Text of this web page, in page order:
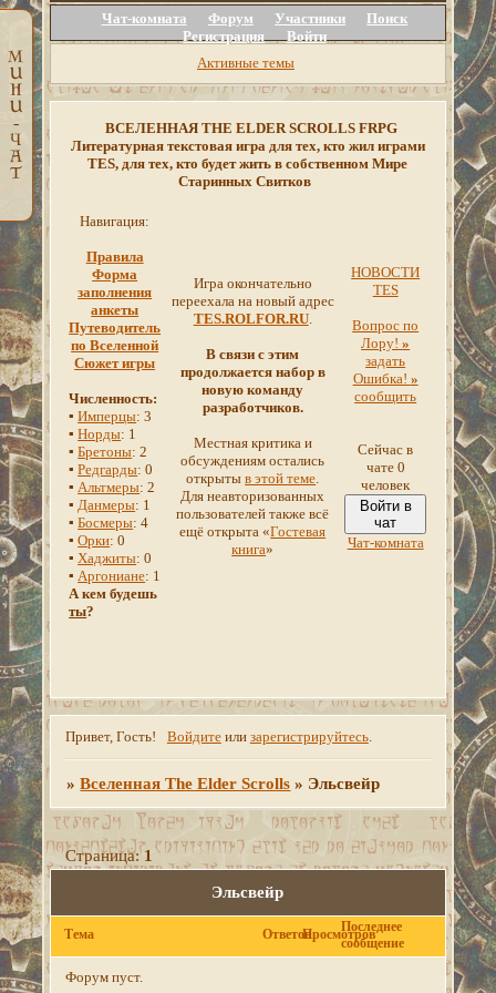
Чат-комната Форум Участники
Поиск
Регистрация
Войти
Активные темы
ВСЕЛЕННАЯ THE ELDER SCROLLS FRPG
Литературная текстовая игра для тех, кто жил играми
TES, для тех, кто будет жить в собственном Мире
Старинных Свитков
Навигация:
Правила
Форма
заполнения
анкеты
Путеводитель
по Вселенной
Сюжет игры
Численность:
▪Имперцы: 3
▪Норды: 1
▪Бретоны: 2
▪Редгарды: 0
▪Альтмеры: 2
▪Данмеры: 1
▪Босмеры: 4
▪Орки: 0
▪Хаджиты: 0
▪Аргониане: 1
А кем будешь
ты?
Игра окончательно
переехала на новый адрес
TES.ROLFOR.RU.
В связи с этим
продолжается набор в
новую команду
разработчиков.
Местная критика и
обсуждениям остались
открытыв этой теме.
Для неавторизованных
пользователей также всё
ещё открыта «Гостевая
книга»
НОВОСТИ
TES
Вопрос по
Лору!»
задать
Ошибка! »
сообщить
Сейчас в
чате 0
человек
Войти в
чат
Чат-комната
Привет, Гость! Войдитеили зарегистрируйтесь.
»Вселенная The Elder Scrolls » Эльсвейр
Эльсвейр
Страница:1
Тема ОтветовПросмотров
Последнее
сообщение
Форум пуст.